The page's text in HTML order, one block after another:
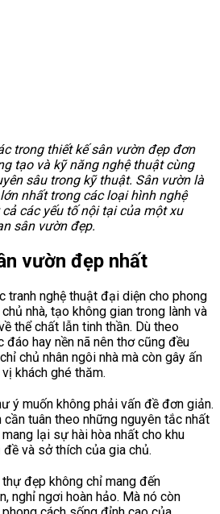
trong thiết kế sân vườn đẹp đơn
tạo và kỹ năng nghệ thuật cùng
sâu trong kỹ thuật. Sân vườn là
nhất trong các loại hình nghệ
các yếu tố nội tại của một xu
sân vườn đẹp.
vườn đẹp nhất
tranh nghệ thuật đại diện cho phong
nhà, tạo không gian trong lành và
thể chất lẫn tinh thần. Dù theo
đáo hay nền nã nên thơ cũng đều
chủ nhân ngôi nhà mà còn gây ấn
khách ghé thăm.
ý muốn không phải vấn đề đơn giản.
tuân theo những nguyên tắc nhất
lại sự hài hòa nhất cho khu
và sở thích của gia chủ.
đẹp không chỉ mang đến
nghỉ ngơi hoàn hảo. Mà nó còn